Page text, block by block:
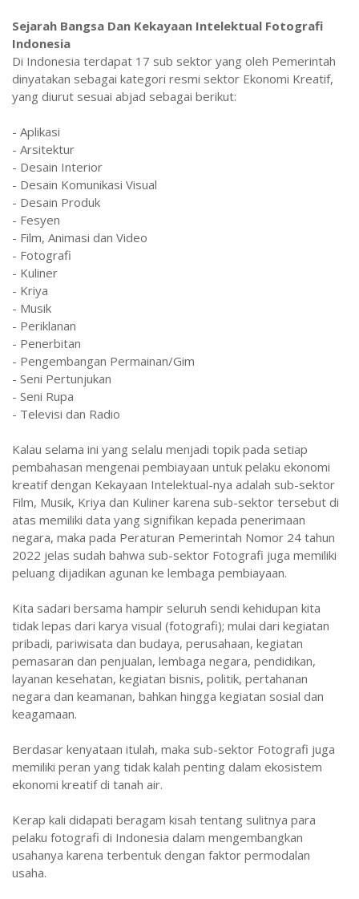
Sejarah Bangsa Dan Kekayaan Intelektual Fotografi
Indonesia
Di Indonesia terdapat 17 sub sektor yang oleh Pemerintah
dinyatakan sebagai kategori resmi sektor Ekonomi Kreatif,
yang diurut sesuai abjad sebagai berikut:
- Aplikasi
- Arsitektur
- Desain Interior
- Desain Komunikasi Visual
- Desain Produk
- Fesyen
- Film, Animasi dan Video
- Fotografi
- Kuliner
- Kriya
- Musik
- Periklanan
- Penerbitan
- Pengembangan Permainan/Gim
- Seni Pertunjukan
- Seni Rupa
- Televisi dan Radio
Kalau selama ini yang selalu menjadi topik pada setiap
pembahasan mengenai pembiayaan untuk pelaku ekonomi
kreatif dengan Kekayaan Intelektual-nya adalah sub-sektor
Film, Musik, Kriya dan Kuliner karena sub-sektor tersebut di
atas memiliki data yang signifikan kepada penerimaan
negara, maka pada Peraturan Pemerintah Nomor 24 tahun
2022 jelas sudah bahwa sub-sektor Fotografi juga memiliki
peluang dijadikan agunan ke lembaga pembiayaan.
Kita sadari bersama hampir seluruh sendi kehidupan kita
tidak lepas dari karya visual (fotografi); mulai dari kegiatan
pribadi, pariwisata dan budaya, perusahaan, kegiatan
pemasaran dan penjualan, lembaga negara, pendidikan,
layanan kesehatan, kegiatan bisnis, politik, pertahanan
negara dan keamanan, bahkan hingga kegiatan sosial dan
keagamaan.
Berdasar kenyataan itulah, maka sub-sektor Fotografi juga
memiliki peran yang tidak kalah penting dalam ekosistem
ekonomi kreatif di tanah air.
Kerap kali didapati beragam kisah tentang sulitnya para
pelaku fotografi di Indonesia dalam mengembangkan
usahanya karena terbentuk dengan faktor permodalan
usaha.